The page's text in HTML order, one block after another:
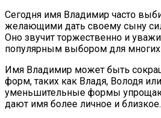
Сегодня имя Владимир часто
желающими дать своему сыну
Оно звучит торжественно и
популярным выбором для
Имя Владимир может быть
форм, таких как Владя, Володя
уменьшительные формы
дают имя более личное и близкое.